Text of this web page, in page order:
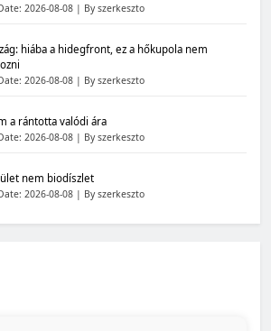
2026-08-08 By szerkeszto
hiába a hidegfront, ez a hőkupola nem
2026-08-08 By szerkeszto
a rántotta valódi ára
2026-08-08 By szerkeszto
nem biodíszlet
2026-08-08 By szerkeszto